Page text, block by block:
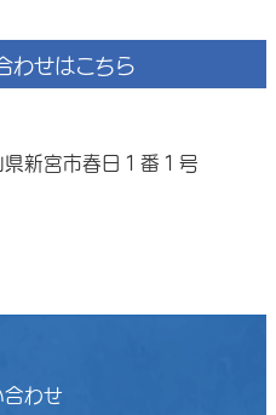
わせはこちら
新宮市春日１番１号
合わせ